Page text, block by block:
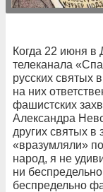
Когда 22 июня в
телеканала
русских святых
на них
фашистских
Александра
других святых
«вразумляли»
народ, я не
ни
беспредельно